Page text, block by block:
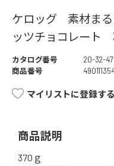
ケロッグ 素材ま
ッツチョコレート
カタログ番号
20-32-
商品番号
マイリストに登録する
商品説明
370ｇ